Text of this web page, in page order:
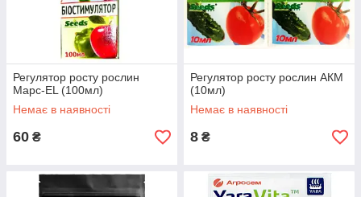
Регулятор росту рослин
Марс-ЕL (100мл)
Немає в наявності
60 ₴
Регулятор росту рослин АКМ
(10мл)
Немає в наявності
8 ₴